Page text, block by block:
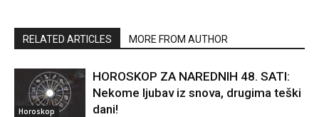
RELATED ARTICLES MORE FROM AUTHOR
Horoskop
HOROSKOP ZA NAREDNIH 48. SATI:
Nekome ljubav iz snova, drugima teški
dani!